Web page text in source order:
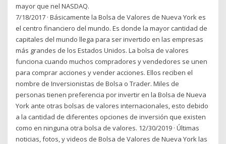
mayor que nel NASDAQ.
7/18/2017 · Básicamente la Bolsa de Valores de Nueva York es
el centro financiero del mundo. Es donde la mayor cantidad de
capitales del mundo llega para ser invertido en las empresas
más grandes de los Estados Unidos. La bolsa de valores
funciona cuando muchos compradores y vendedores se unen
para comprar acciones y vender acciones. Ellos reciben el
nombre de Inversionistas de Bolsa o Trader. Miles de
personas tienen preferencia por invertir en la Bolsa de Nueva
York ante otras bolsas de valores internacionales, esto debido
a la cantidad de diferentes opciones de inversión que existen
como en ninguna otra bolsa de valores. 12/30/2019 · Últimas
noticias, fotos, y videos de Bolsa de Valores de Nueva York las